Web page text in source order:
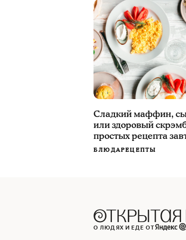
Сладкий маффин,
или здоровый
простых рецепта
БЛЮДАРЕЦЕПТЫ
О ЛЮДЯХ И ЕДЕ ОТ